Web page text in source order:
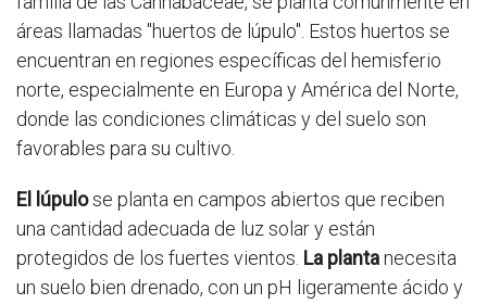
áreas llamadas "huertos de lúpulo". Estos huertos se
encuentran en regiones específicas del hemisferio
norte, especialmente en Europa y América del Norte,
donde las condiciones climáticas y del suelo son
favorables para su cultivo.
El lúpulose planta en campos abiertos que reciben
una cantidad adecuada de luz solar y están
protegidos de los fuertes vientos. La plantanecesita
un suelo bien drenado, con un pH ligeramente ácido y